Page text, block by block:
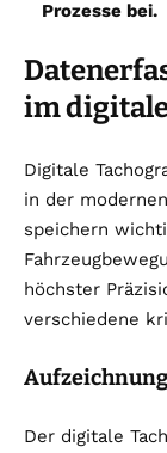
Prozesse bei.
im
Digitale
in der
speichern
höchster
verschiedene
Der digitale